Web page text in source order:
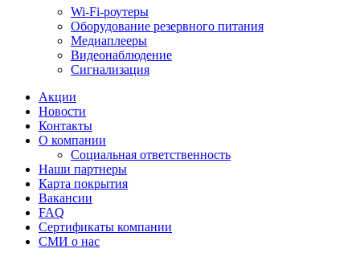
Wi-Fi-роутеры
Оборудование резервного питания
Медиаплееры
Видеонаблюдение
Сигнализация
Акции
Новости
Контакты
О компании
Социальная ответственность
Наши партнеры
Карта покрытия
Вакансии
FAQ
Сертификаты компании
СМИ о нас